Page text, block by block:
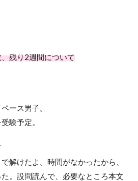
残り2週間について
ース男子。
験予定。
解けたよ。時間がなかったから、
。設問読んで、必要なところ本文